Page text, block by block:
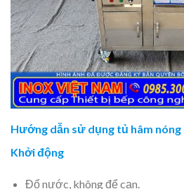
Hướng dẫn sử dụng tủ hâm nóng
Khởi động
Đổ nước, không để cạn.